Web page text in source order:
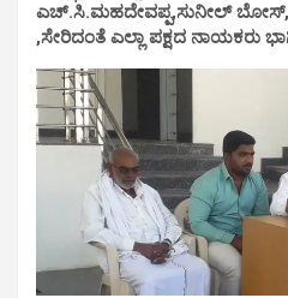
ಎಚ್.ಸಿ.ಮಹದೇವಪ್ಪ,ಸುನೀಲ್
,ಸೇರಿದಂತೆ ಎಲ್ಲಾ ಪಕ್ಷದ ನಾಯಕರು